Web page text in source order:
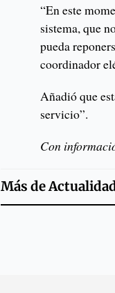
“En este
sistema, que
pueda
coordinador
Añadió que
servicio”.
Con
Más de